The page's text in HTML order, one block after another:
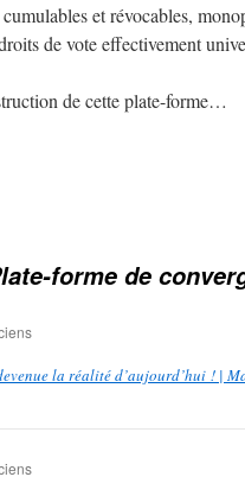
et révocables,
de vote effectivement
de cette plate-forme…
forme de
la réalité d’aujourd’hui ! |